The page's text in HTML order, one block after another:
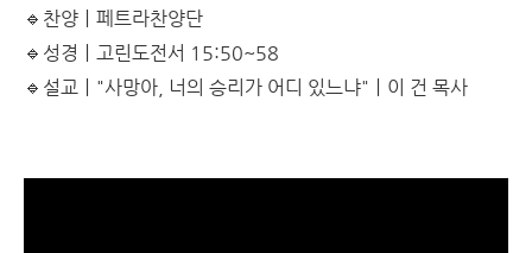
🔹찬양ㅣ페트라찬양단
🔹성경ㅣ고린도전서 15:50~58
🔹설교ㅣ"사망아, 너의 승리가 어디 있느냐"ㅣ이 건 목사